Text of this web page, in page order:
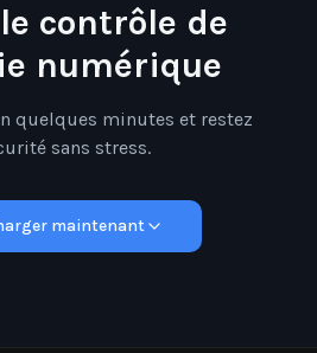
contrôle de
numérique
quelques minutes et restez
sans stress.
maintenant